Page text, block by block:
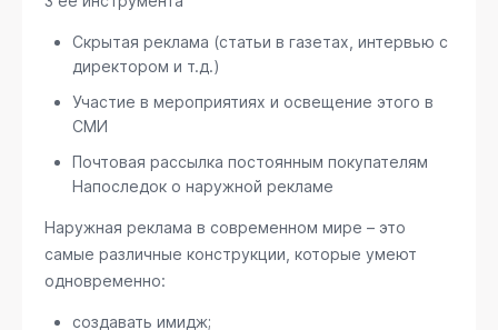
Скрытая реклама (статьи в газетах, интервью с
директором и т.д.)
Участие в мероприятиях и освещение этого в
СМИ
Почтовая рассылка постоянным покупателям
Напоследок о наружной рекламе
Наружная реклама в современном мире – это
самые различные конструкции, которые умеют
одновременно:
создавать имидж;